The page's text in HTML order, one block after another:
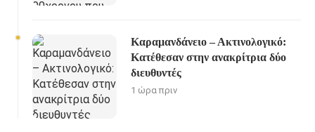
Καραμανδάνειο – Ακτινολογικό:
Κατέθεσαν στην ανακρίτρια δύο
διευθυντές
1 ώρα πριν